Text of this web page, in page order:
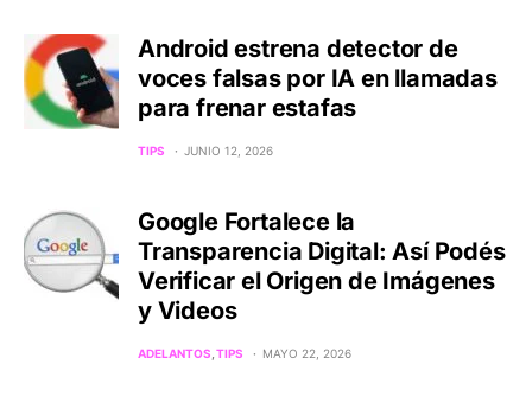
Android estrena detector de
voces falsas por IA en llamadas
para frenar estafas
TIPS JUNIO 12, 2026
Google Fortalece la
Transparencia Digital: Así Podés
Verificar el Origen de Imágenes
y Videos
ADELANTOS TIPS MAYO 22, 2026